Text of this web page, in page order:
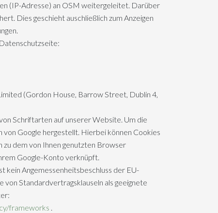
(IP-Adresse) an OSM weitergeleitet. Darüber
Dies geschieht auschließlich zum Anzeigen
(Gordon House, Barrow Street, Dublin 4,
Schriftarten auf unserer Website. Um die
Google hergestellt. Hierbei können Cookies
dem von Ihnen genutzten Browser
Google-Konto verknüpft.
kein Angemessenheitsbeschluss der EU-
von Standardvertragsklauseln als geeignete
frameworks .